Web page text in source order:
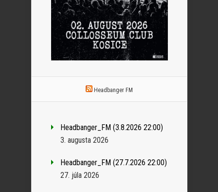
Headbanger FM
Headbanger_FM (3.8.2026 22:00)
3. augusta 2026
Headbanger_FM (27.7.2026 22:00)
27. júla 2026